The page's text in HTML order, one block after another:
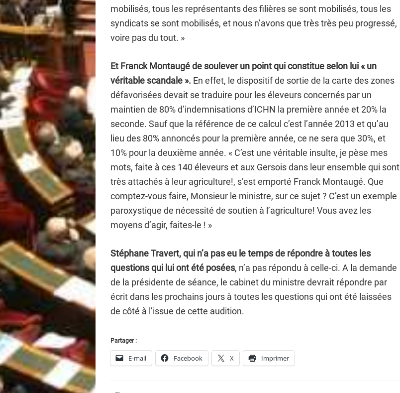
mobilisés, tous les représentants des filières se sont mobilisés, tous les
syndicats se sont mobilisés, et nous n’avons que très très peu progressé,
voire pas du tout. »
Et Franck Montaugé de soulever un point qui constitue selon lui « un
véritable scandale ». En effet, le dispositif de sortie de la carte des zones
défavorisées devait se traduire pour les éleveurs concernés par un
maintien de 80% d’indemnisations d’ICHN la première année et 20% la
seconde. Sauf que la référence de ce calcul c’est l’année 2013 et qu’au
lieu des 80% annoncés pour la première année, ce ne sera que 30%, et
10% pour la deuxième année. « C’est une véritable insulte, je pèse mes
mots, faite à ces 140 éleveurs et aux Gersois dans leur ensemble qui sont
très attachés à leur agriculture!, s’est emporté Franck Montaugé. Que
comptez-vous faire, Monsieur le ministre, sur ce sujet ? C’est un exemple
paroxystique de nécessité de soutien à l’agriculture! Vous avez les
moyens d’agir, faites-le ! »
Stéphane Travert, qui n’a pas eu le temps de répondre à toutes les
questions qui lui ont été posées, n’a pas répondu à celle-ci. A la demande
de la présidente de séance, le cabinet du ministre devrait répondre par
écrit dans les prochains jours à toutes les questions qui ont été laissées
de côté à l’issue de cette audition.
Partager :
E-mail Facebook X Imprimer